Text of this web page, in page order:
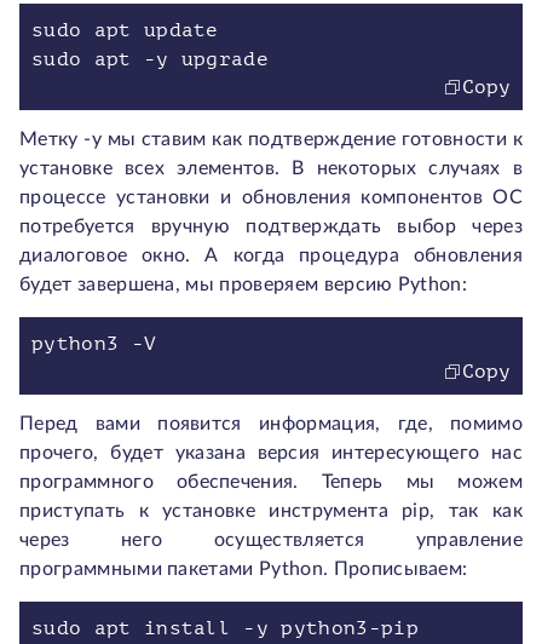
sudo apt update
Copy
Метку -y мы ставим как подтверждение готовности к
установке всех элементов. В некоторых случаях в
процессе установки и обновления компонентов ОС
потребуется вручную подтверждать выбор через
диалоговое окно. А когда процедура обновления
будет завершена, мы проверяем версию Python:
Copy
Перед вами появится информация, где, помимо
прочего, будет указана версия интересующего нас
программного обеспечения. Теперь мы можем
приступать к установке инструмента pip, так как
через него осуществляется управление
программными пакетами Python. Прописываем: